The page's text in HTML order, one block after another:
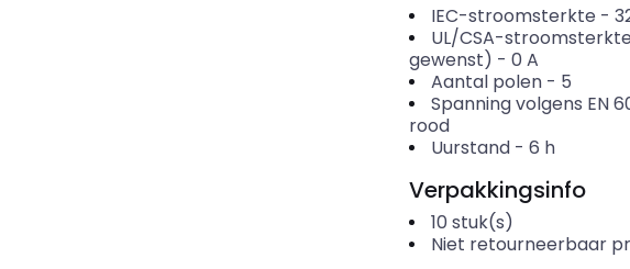
IEC-stroomsterkte -
UL/CSA-
gewenst) - 0 A
Aantal polen- 5
Spanning volgens EN
rood
Uurstand- 6 h
Verpakkingsinfo
10 stuk(s)
Niet retourneerbaar